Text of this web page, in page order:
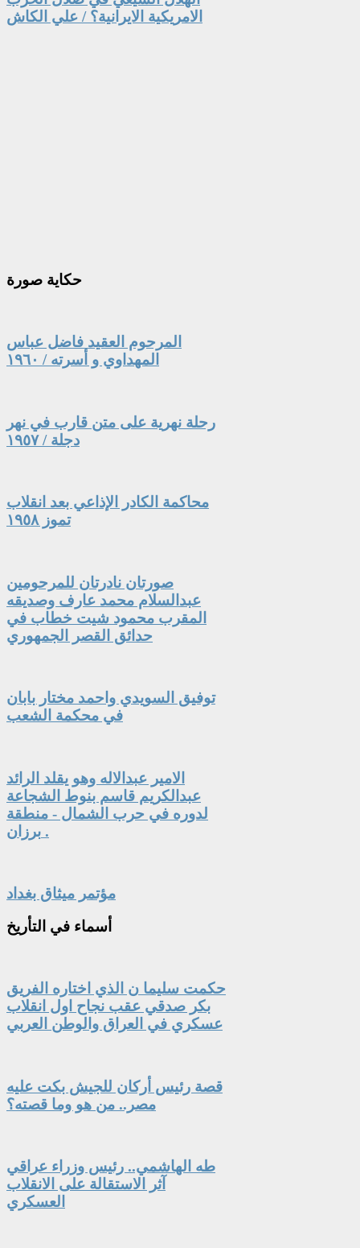
الامريكية الايرانية؟ / علي الكاش
حكاية صورة
المرحوم العقيد فاضل عباس
المهداوي و أسرته / ١٩٦٠
رحلة نهرية على متن قارب في نهر
دجلة / ١٩٥٧
محاكمة الكادر الإذاعي بعد انقلاب
تموز ١٩٥٨
صورتان نادرتان للمرحومين
عبدالسلام محمد عارف وصديقه
المقرب محمود شيت خطاب في
حدائق القصر الجمهوري
توفيق السويدي واحمد مختار بابان
في محكمة الشعب
الامير عبدالاله وهو يقلد الرائد
عبدالكريم قاسم بنوط الشجاعة
لدوره في حرب الشمال - منطقة
برزان .
مؤتمر ميثاق بغداد
أسماء في التأريخ
حكمت سليما ن الذي اختاره الفريق
بكر صدقي عقب نجاح اول انقلاب
عسكري في العراق والوطن العربي
قصة رئيس أركان للجيش بكت عليه
مصر.. من هو وما قصته؟
طه الهاشمي.. رئيس وزراء عراقي
آثر الاستقالة على الانقلاب
العسكري